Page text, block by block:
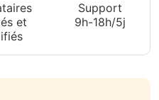
et
Support
9h-18h/5j